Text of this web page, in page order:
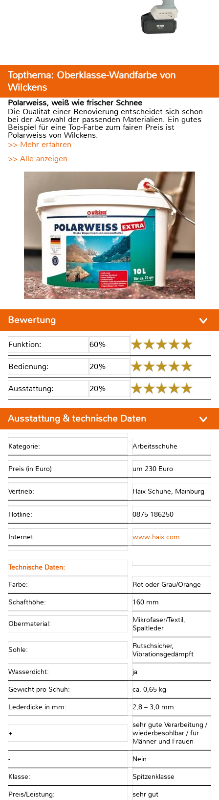
Topthema: Oberklasse-Wandfarbe von
Wilckens
Polarweiss, weiß wie frischer Schnee
Die Qualität einer Renovierung entscheidet sich schon
bei der Auswahl der passenden Materialien. Ein gutes
Beispiel für eine Top-Farbe zum fairen Preis ist
Polarweiss von Wilckens.
>> Mehr erfahren
>> Alle anzeigen
Bewertung
Funktion: 60%
Bedienung: 20%
Ausstattung: 20%
Ausstattung & technische Daten
Kategorie: Arbeitsschuhe
Preis (in Euro) um 230 Euro
Vertrieb: Haix Schuhe, Mainburg
Hotline: 0875 186250
Internet: www.haix.com
Technische Daten:
Farbe: Rot oder Grau/Orange
Schafthöhe: 160 mm
Obermaterial:
Mikrofaser/Textil,
Spaltleder
Sohle:
Rutschsicher,
Vibrationsgedämpft
Wasserdicht: ja
Gewicht pro Schuh: ca. 0,65 kg
Lederdicke in mm: 2,8 – 3,0 mm
+
sehr gute Verarbeitung /
wiederbesohlbar / für
Männer und Frauen
- Nein
Klasse: Spitzenklasse
Preis/Leistung: sehr gut